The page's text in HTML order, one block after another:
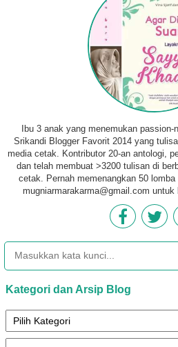
Ibu 3 anak yang menemukan
Srikandi Blogger Favorit 2014 yang
media cetak. Kontributor 20-an antologi,
dan telah membuat >3200 tulisan di
cetak. Pernah memenangkan 50 lomba
mugniarmarakarma@gmail.com untuk
Kategori dan Arsip Blog